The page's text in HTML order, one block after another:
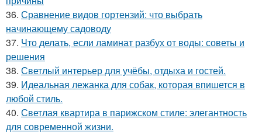
36. Сравнение видов гортензий: что выбрать
начинающему садоводу
37. Что делать, если ламинат разбух от воды: советы и
решения
38. Светлый интерьер для учёбы, отдыха и гостей.
39. Идеальная лежанка для собак, которая впишется в
любой стиль.
40. Светлая квартира в парижском стиле: элегантность
для современной жизни.